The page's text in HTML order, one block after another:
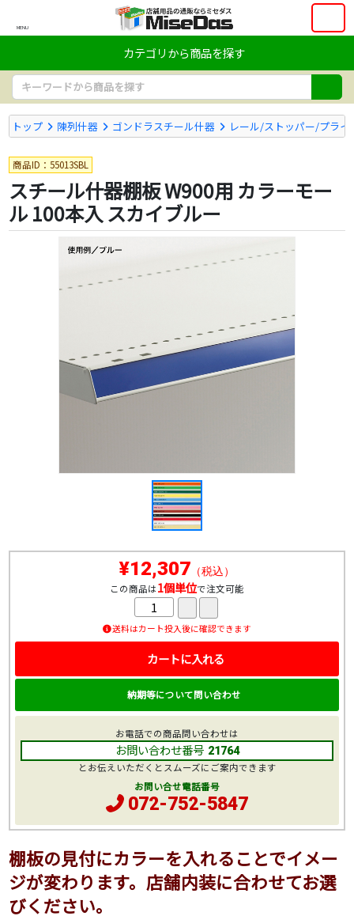
MENU
カテゴリから商品を探す
トップ 陳列什器 ゴンドラスチール什器 レール/ストッパー/プライ
商品ID：55013SBL
スチール什器棚板 W900用 カラーモー
ル 100本入 スカイブルー
棚板の見付にカラーを入れることでイメー
ジが変わります。店舗内装に合わせてお選
びください。
¥12,307 （税込）
この商品は1個単位で注文可能
送料はカート投入後に確認できます
カートに入れる
納期等について問い合わせ
お電話での商品問い合わせは
お問い合わせ番号 21764
とお伝えいただくとスムーズにご案内できます
お問い合せ電話番号
072-752-5847